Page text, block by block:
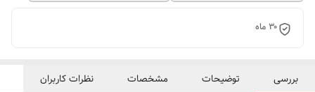
۳۰ ماه
بررسی توضیحات مشخصات نظرات کاربران